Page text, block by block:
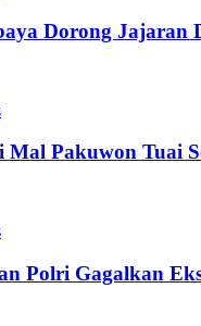
Dorong
Mal Pakuwon Tuai
Polri Gagalkan